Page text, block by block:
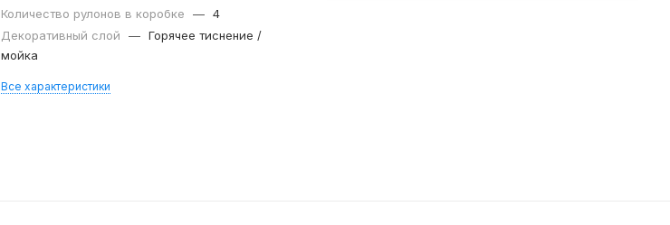
Количество рулонов в коробке
— 4
Декоративный слой
— Горячее тиснение /
мойка
Все характеристики